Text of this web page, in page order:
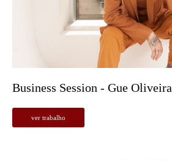
Business Session - Gue Oliveira
ver trabalho